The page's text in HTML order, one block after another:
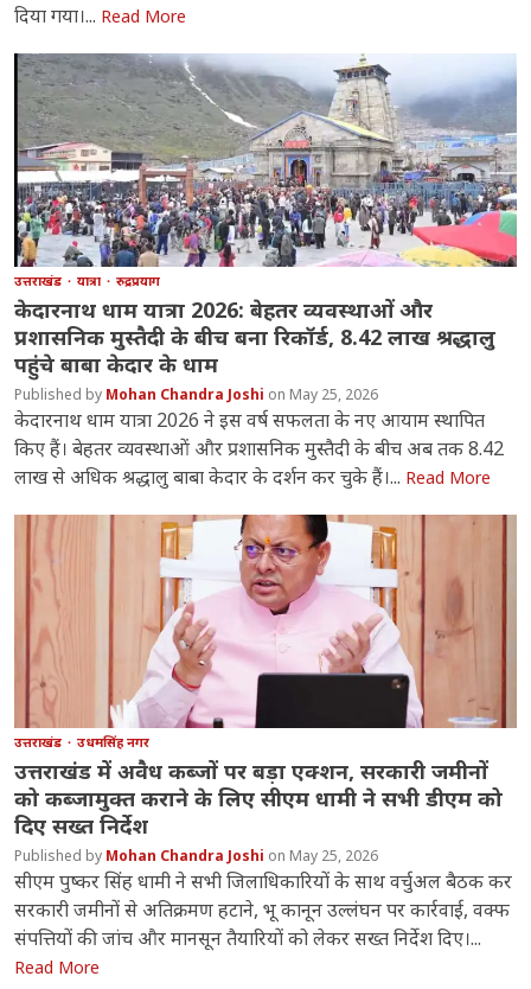
दिया गया।... Read More
उत्तराखंड यात्रा रुद्रप्रयाग
केदारनाथ धाम यात्रा 2026: बेहतर व्यवस्थाओं और
प्रशासनिक मुस्तैदी के बीच बना रिकॉर्ड, 8.42 लाख श्रद्धालु
पहुंचे बाबा केदार के धाम
Mohan Chandra Joshi May 25, 2026
केदारनाथ धाम यात्रा 2026 ने इस वर्ष सफलता के नए आयाम स्थापित
किए हैं। बेहतर व्यवस्थाओं और प्रशासनिक मुस्तैदी के बीच अब तक 8.42
लाख से अधिक श्रद्धालु बाबा केदार के दर्शन कर चुके हैं।... Read More
उत्तराखंड उधमसिंह नगर
उत्तराखंड में अवैध कब्जों पर बड़ा एक्शन, सरकारी जमीनों
को कब्जामुक्त कराने के लिए सीएम धामी ने सभी डीएम को
दिए सख्त निर्देश
Mohan Chandra Joshi May 25, 2026
सीएम पुष्कर सिंह धामी ने सभी जिलाधिकारियों के साथ वर्चुअल बैठक कर
सरकारी जमीनों से अतिक्रमण हटाने, भू कानून उल्लंघन पर कार्रवाई, वक्फ
संपत्तियों की जांच और मानसून तैयारियों को लेकर सख्त निर्देश दिए।...
Read More